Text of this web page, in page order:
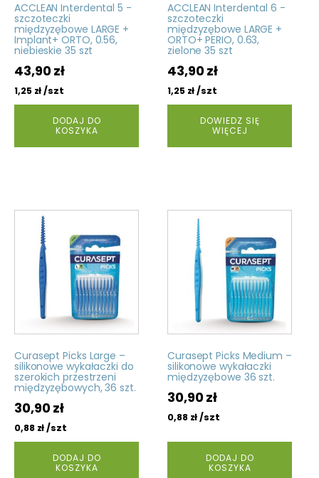
ACCLEAN Interdental 5 -
szczoteczki
międzyzębowe LARGE +
Implant+ ORTO, 0.56,
niebieskie 35 szt
43,90zł
1,25 zł/szt
DODAJ DO
KOSZYKA
ACCLEAN Interdental 6 -
szczoteczki
międzyzębowe LARGE +
ORTO+ PERIO, 0.63,
zielone 35 szt
43,90zł
1,25 zł/szt
DOWIEDZ SIĘ
WIĘCEJ
Curasept Picks Large –
silikonowe wykałaczki do
szerokich przestrzeni
międzyzębowych, 36 szt.
30,90zł
0,88 zł/szt
DODAJ DO
KOSZYKA
Curasept Picks Medium –
silikonowe wykałaczki
międzyzębowe 36 szt.
30,90zł
0,88 zł/szt
DODAJ DO
KOSZYKA